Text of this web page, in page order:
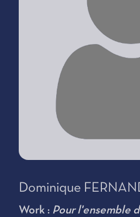
Dominique
Work : Pour l'ensemble